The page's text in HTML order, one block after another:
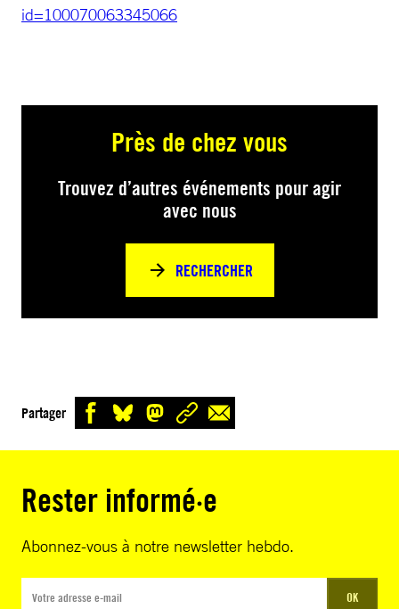
id=100070063345066
Près de chez vous
Trouvez d’autres événements pour agir
avec nous
RECHERCHER
Partager
Rester informé·e
Abonnez-vous à notre newsletter hebdo.
OK